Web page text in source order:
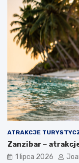
ATRAKCJE
Zanzibar –
1 lipca 2026